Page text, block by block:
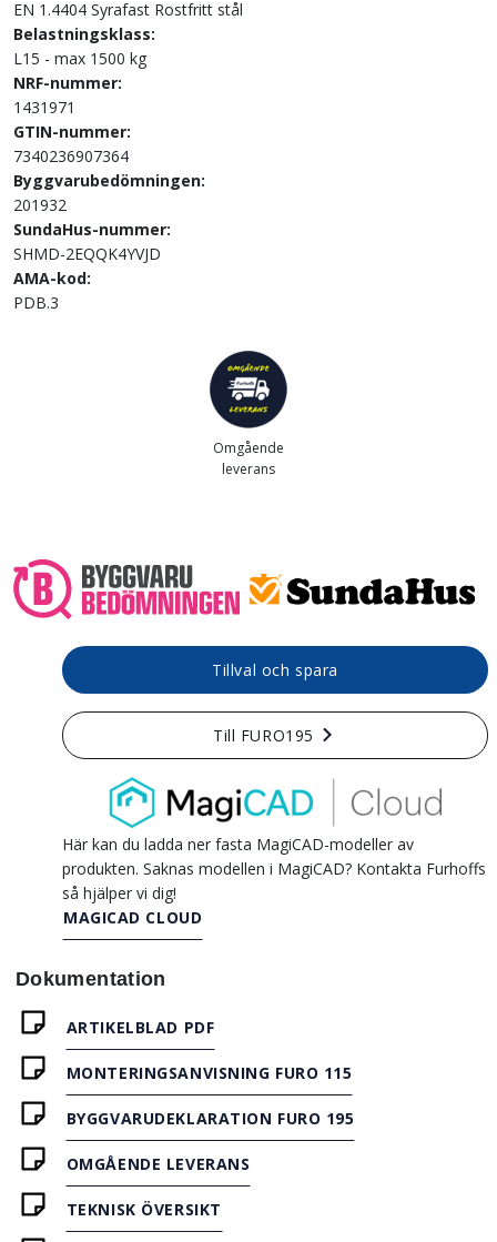
EN 1.4404 Syrafast Rostfritt stål
Belastningsklass:
L15 - max 1500 kg
NRF-nummer:
1431971
GTIN-nummer:
7340236907364
Byggvarubedömningen:
201932
SundaHus-nummer:
SHMD-2EQQK4YVJD
AMA-kod:
PDB.3
Omgående
leverans
Tillval och spara
Till FURO195
Här kan du ladda ner fasta MagiCAD-modeller av
produkten. Saknas modellen i MagiCAD? Kontakta Furhoffs
så hjälper vi dig!
MAGICAD CLOUD
Dokumentation
ARTIKELBLAD PDF
MONTERINGSANVISNING FURO 115
BYGGVARUDEKLARATION FURO 195
OMGÅENDE LEVERANS
TEKNISK ÖVERSIKT